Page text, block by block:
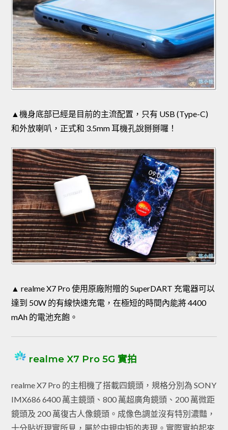
▲機身底部已經是目前的主流配置，只有 USB (Type-C)
和外放喇叭，正式和 3.5mm 耳機孔說掰掰囉！
▲ realme X7 Pro 使用原廠附贈的 SuperDART 充電器可以
達到 50W 的有線快速充電，在極短的時間內能將 4400
mAh 的電池充飽。
realme X7 Pro 5G 實拍
realme X7 Pro 的主相機了搭載四鏡頭，規格分別為 SONY
IMX686 6400 萬主鏡頭、800 萬超廣角鏡頭、200 萬微距
鏡頭及 200 萬復古人像鏡頭。成像色調並沒有特別濃豔，
十分貼近現實所見，屬於中規中矩的表現。實際實拍起來